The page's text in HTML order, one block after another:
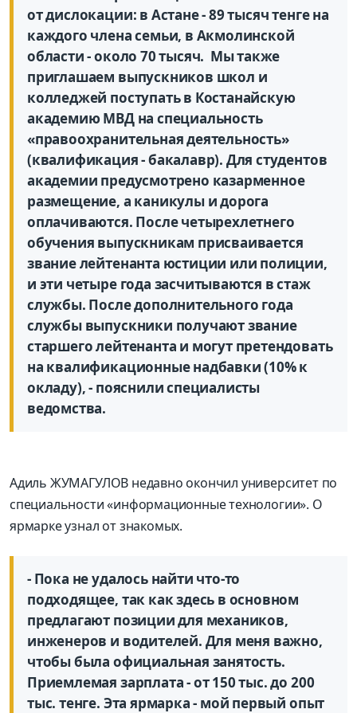
от дислокации: в Астане - 89 тысяч тенге на
каждого члена семьи, в Акмолинской
области - около 70 тысяч. Мы также
приглашаем выпускников школ и
колледжей поступать в Костанайскую
академию МВД на специальность
«правоохранительная деятельность»
(квалификация - бакалавр). Для студентов
академии предусмотрено казарменное
размещение, а каникулы и дорога
оплачиваются. После четырехлетнего
обучения выпускникам присваивается
звание лейтенанта юстиции или полиции,
и эти четыре года засчитываются в стаж
службы. После дополнительного года
службы выпускники получают звание
старшего лейтенанта и могут претендовать
на квалификационные надбавки (10% к
окладу), - пояснили специалисты
ведомства.
Адиль ЖУМАГУЛОВ недавно окончил университет по
специальности «информационные технологии». О
ярмарке узнал от знакомых.
- Пока не удалось найти что-то
подходящее, так как здесь в основном
предлагают позиции для механиков,
инженеров и водителей. Для меня важно,
чтобы была официальная занятость.
Приемлемая зарплата - от 150 тыс. до 200
тыс. тенге. Эта ярмарка - мой первый опыт